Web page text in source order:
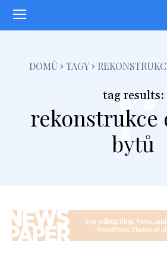
DOMŮ TAGY
tag results:
rekonstrukce
bytů
r